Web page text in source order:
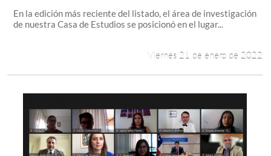
En la edición más reciente del listado, el área de investigación
de nuestra Casa de Estudios se posicionó en el lugar...
Viernes 21 de enero de 2022